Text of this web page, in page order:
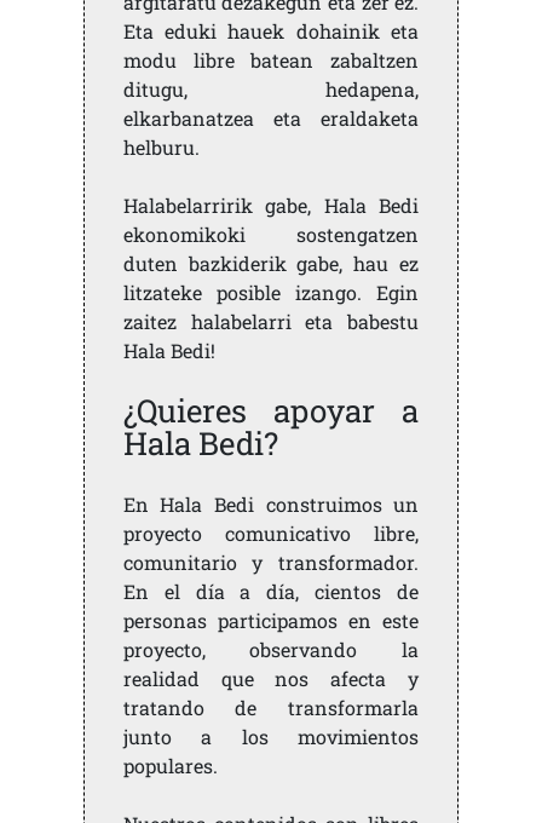
Eta eduki hauek dohainik eta
modu libre batean zabaltzen
ditugu, hedapena,
elkarbanatzea eta eraldaketa
helburu.
Halabelarririk gabe, Hala Bedi
ekonomikoki sostengatzen
duten bazkiderik gabe, hau ez
litzateke posible izango. Egin
zaitez halabelarri eta babestu
Hala Bedi!
¿Quieres apoyar a
Hala Bedi?
En Hala Bedi construimos un
proyecto comunicativo libre,
comunitario y transformador.
En el día a día, cientos de
personas participamos en este
proyecto, observando la
realidad que nos afecta y
tratando de transformarla
junto a los movimientos
populares.